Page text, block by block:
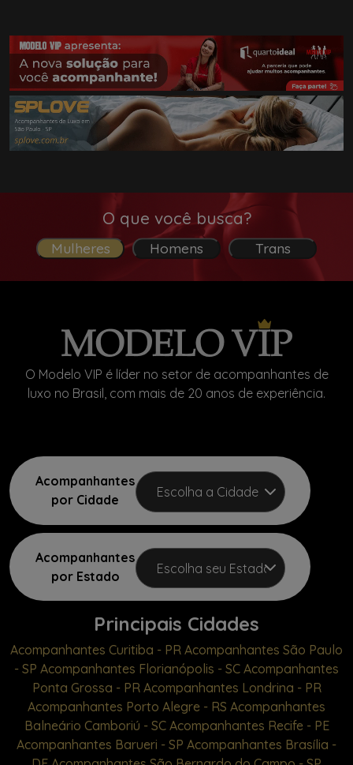
O que você busca?
Mulheres Homens Trans
O Modelo VIP é líder no setor de acompanhantes de
luxo no Brasil, com mais de 20 anos de experiência.
Acompanhantes
por Cidade
Acompanhantes
por Estado
Principais Cidades
Acompanhantes Curitiba - PR Acompanhantes São Paulo
- SP Acompanhantes Florianópolis - SC Acompanhantes
Ponta Grossa - PR Acompanhantes Londrina - PR
Acompanhantes Porto Alegre - RS Acompanhantes
Balneário Camboriú - SC Acompanhantes Recife - PE
Acompanhantes Barueri - SP Acompanhantes Brasília -